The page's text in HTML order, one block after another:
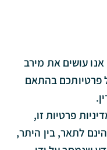
עושים את מירב
פרטיותכם בהתאם
פרטיות זו,
לתאר, בין היתר,